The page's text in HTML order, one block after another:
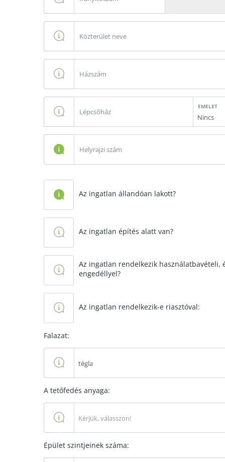
EMELET
Nincs
Az ingatlan állandóan lakott?
Az ingatlan építés alatt van?
Az ingatlan rendelkezik használatbavételi,
engedéllyel?
Az ingatlan rendelkezik-e riasztóval:
Falazat:
tégla
A tetőfedés anyaga:
Kérjük, válasszon!
Épület szintjeinek száma: